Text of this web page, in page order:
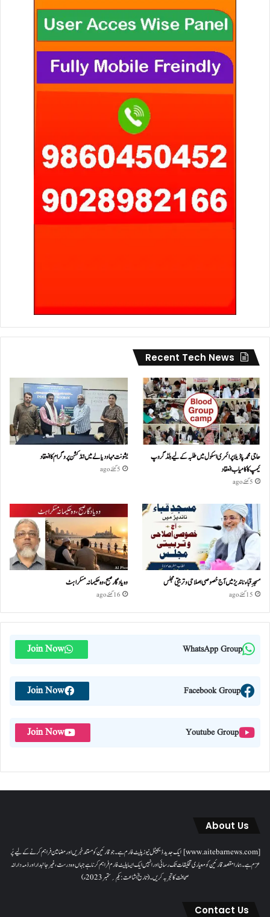
Recent Tech News
حاجی محمد پاڈیلا پرائمری اسکول میں طلبہ کے لیے بلڈ گروپ
کیمپ کا کامیاب انعقاد
5 گھنٹے ago
یشونت مہا ودیالے میں انڈکشن پروگرام کا انعقاد
5 گھنٹے ago
مسجدِ قباء ناندیڑ میں آج خصوصی اصلاحی و تربیتی مجلس
15 گھنٹے ago
وہ یادگار صبح، وہ حکیمانہ مسکراہٹ
16 گھنٹے ago
WhatsApp Group
Join Now
Facebook Group
Join Now
Youtube Group
Join Now
About Us
[www.aitebarnews.com] ایک جدید ڈیجیٹل نیوز پلیٹ فارم ہے۔ جو قارئین کو مستند خبریں اور مضامین فراہم کرنے کے لیے پُر
عزم ہے۔ ہمارا مقصدقارئین کو معیاری تخلیقات تک رسائی اور انہیں ایک ایسا پلیٹ فارم فراہم کرنا ہے جہاں وہ درست، غیر جانبدار اور ذمہ دارانہ
صحافت کا تجربہ کریں۔( تاریخ اشاعت : یکم؍ ستمبر 2023ء)
Contact Us